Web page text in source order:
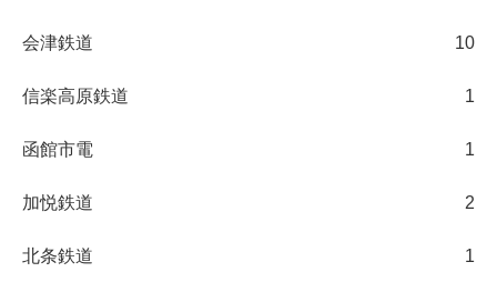
会津鉄道 10
信楽高原鉄道 1
函館市電 1
加悦鉄道 2
北条鉄道 1